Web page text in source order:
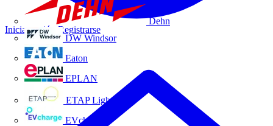
Dehn
DW Windsor
Eaton
EPLAN
ETAP Lighting
EVcharge
Iniciar sesión Registrarse